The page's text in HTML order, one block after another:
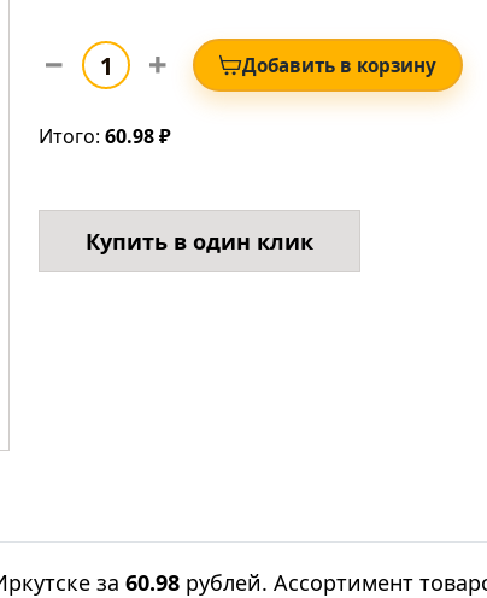
Добавить в корзину
Итого: 60.98 ₽
Купить в один клик
за 60.98 рублей. Ассортимент